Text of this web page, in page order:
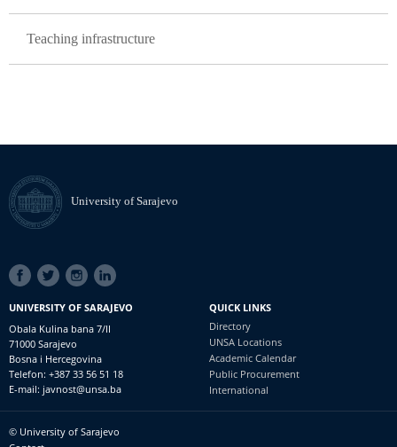
Teaching infrastructure
University of Sarajevo
SOCIAL
LINKS
UNIVERSITY OF SARAJEVO
Obala Kulina bana 7/II
71000 Sarajevo
Bosna i Hercegovina
Telefon: +387 33 56 51 18
E-mail: javnost@unsa.ba
QUICK LINKS
Directory
UNSA Locations
Academic Calendar
Public Procurement
International
Footer
© University of Sarajevo